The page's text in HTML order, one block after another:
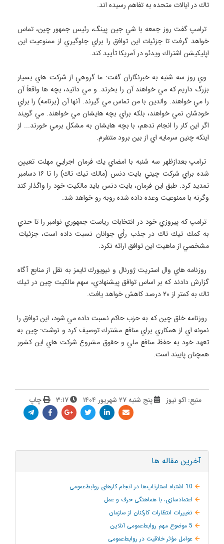
ترامپ گفت روز جمعه با شي جين پينگ، رئيس جمهور چين، تماس
خواهد گرفت تا جزئيات اين توافق را براي جلوگيري از ممنوعيت اين
وي روز سه شنبه به خبرنگاران گفت: ما گروهي از شركت هاي بسيار
بزرگ داريم كه مي خواهند آن را بخرند. و مي دانيد، بچه ها واقعاً آن
را مي خواهند. والدين با من تماس مي گيرند. آنها آن (برنامه) را براي
خودشان نمي خواهند، بلكه براي بچه هايشان مي خواهند. مي گويند
اگر اين كار را انجام ندهم، با بچه هايشان به مشكل برمي خورند... از
ترامپ بعدازظهر سه شنبه با امضاي يك فرمان اجرايي مهلت تعيين
شده براي شركت چيني بايت دنس (مالك تيك تاك) را تا ۱۶ دسامبر
تمديد كرد. طبق اين فرمان، بايت دنس بايد مالكيت خود را واگذار كند
ترامپ كه پيروزي خود در انتخابات رياست جمهوري نوامبر را تا حدي
به كمك تيك تاك در جذب رأي جوانان نسبت داده است، جزئيات
روزنامه هاي وال استريت ژورنال و نيويورك تايمز به نقل از منابع آگاه
گزارش دادند كه بر اساس توافق پيشنهادي، سهم مالكيت چين در تيك
روزنامه خلق چين كه به حزب حاكم نسبت داده مي شود، اين توافق را
نمونه اي از همكاري براي منافع مشترك توصيف كرد و نوشت: چين به
تعهد خود به حفظ منافع ملي و حقوق مشروع شركت هاي اين كشور
همچنان پايبند است.
منبع: اکو نیوز پنج شنبه ۲۷ شهریور ۱۴۰۴ ۳:۱۷ چاپ
آخرین مقاله ها
10 اشتباه استارتاپ‌ها در انجام کارهای روابط‌عمومی
اعتمادسازی، با هماهنگی حرف و عمل
تغییرات انتظارات کارکنان از سازمان
5 موضوع مهم روابط‌عمومی آنلاین
عوامل مؤثر خلاقیت در روابط‌عمومی